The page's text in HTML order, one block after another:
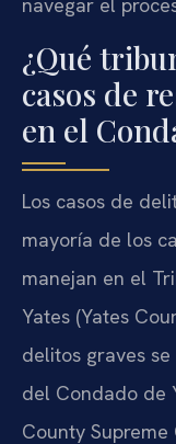
¿Qué
casos de
en el
Los casos de
mayoría de los
manejan en el
Yates (Yates
delitos graves
del Condado de
County